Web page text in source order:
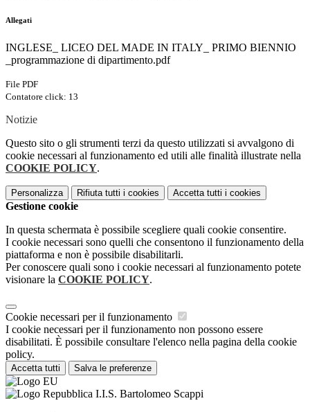
Allegati
INGLESE_ LICEO DEL MADE IN ITALY_ PRIMO BIENNIO
_programmazione di dipartimento.pdf
File PDF
Contatore click: 13
Notizie
Questo sito o gli strumenti terzi da questo utilizzati si avvalgono di
cookie necessari al funzionamento ed utili alle finalità illustrate nella
COOKIE POLICY.
Personalizza Rifiuta tutti i cookies Accetta tutti i cookies
Gestione cookie
In questa schermata è possibile scegliere quali cookie consentire.
I cookie necessari sono quelli che consentono il funzionamento della
piattaforma e non è possibile disabilitarli.
Per conoscere quali sono i cookie necessari al funzionamento potete
visionare la COOKIE POLICY.
Cookie necessari per il funzionamento
I cookie necessari per il funzionamento non possono essere
disabilitati. È possibile consultare l'elenco nella pagina della cookie
policy.
Accetta tutti Salva le preferenze
I.I.S. Bartolomeo Scappi